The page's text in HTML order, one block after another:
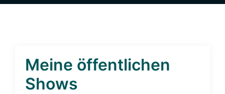
Meine öffentlichen
Shows